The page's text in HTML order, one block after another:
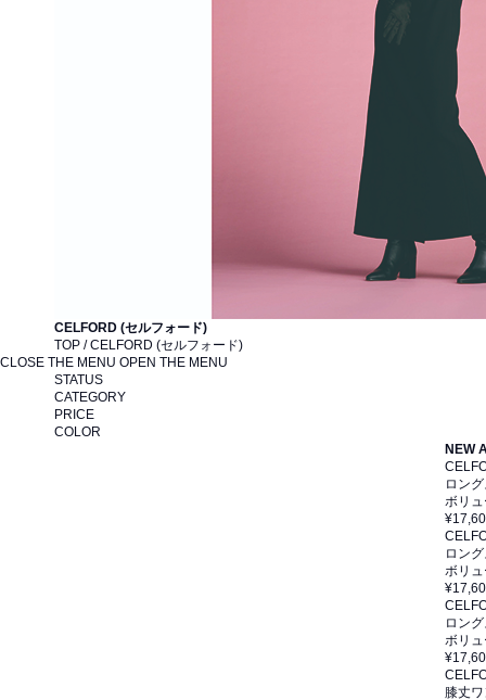
CELFORD (セルフォード)
TOP / CELFORD (セルフォード)
CLOSE THE MENU OPEN THE MENU
STATUS
CATEGORY
PRICE
COLOR
NEW
ロン
ボリ
ロン
ボリ
ロン
ボリ
膝丈